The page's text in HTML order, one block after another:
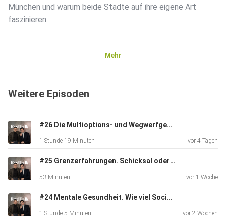
München und warum beide Städte auf ihre eigene Art
faszinieren.
Natürlich wird’s auch ehrlich. Die beiden sprechen über die
Kunden, die
Rechnungen zu spät bezahlen, unangenehme Diskussionen
ums Geld
und warum hinter Instagram oft deutlich mehr Stress
steckt, als
Mehr
Weitere Episoden
#26 Die Multioptions- und Wegwerfgesellschaft des Dating Lebens
1 Stunde 19 Minuten vor 4 Tagen
#25 Grenzerfahrungen. Schicksal oder einfach nur Zufall?
53 Minuten vor 1 Woche
#24 Mentale Gesundheit. Wie viel Social Media tut uns eigentlich wirklich gut?
1 Stunde 5 Minuten vor 2 Wochen